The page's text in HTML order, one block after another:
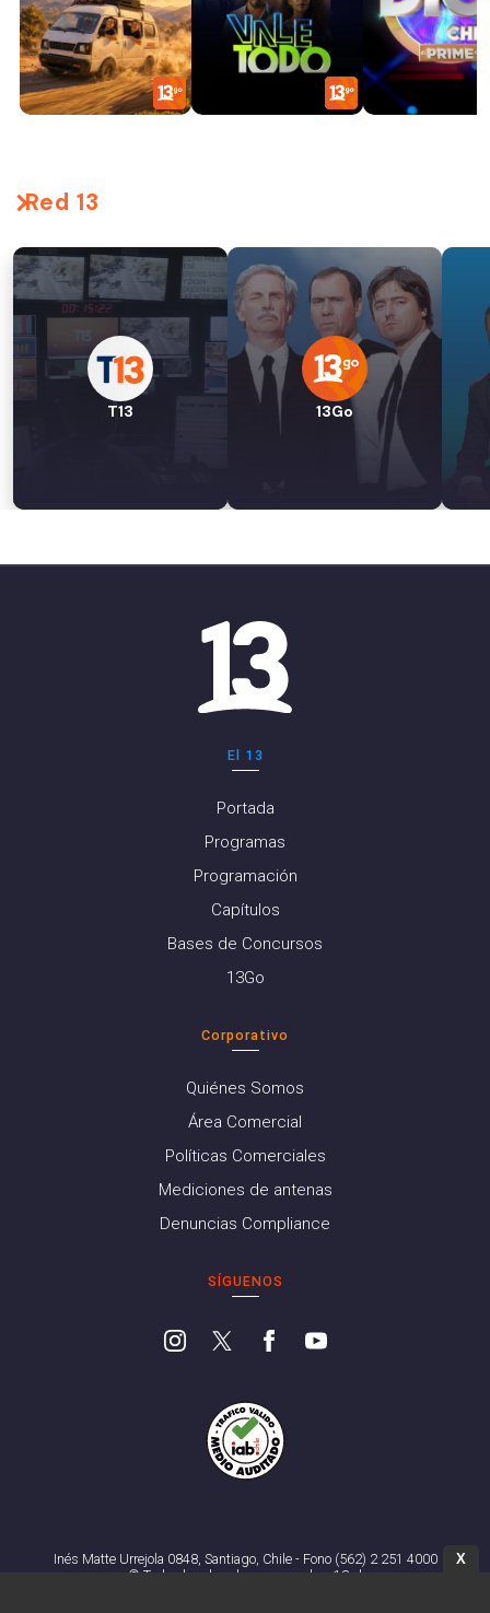
Red 13
T13 13Go
El 13
Portada
Programas
Programación
Capítulos
Bases de Concursos
13Go
Corporativo
Quiénes Somos
Área Comercial
Políticas Comerciales
Mediciones de antenas
Denuncias Compliance
SÍGUENOS
Inés Matte Urrejola 0848, Santiago, Chile - Fono (562) 2 251 4000
© Todos los derechos reservados. 13.cl
X